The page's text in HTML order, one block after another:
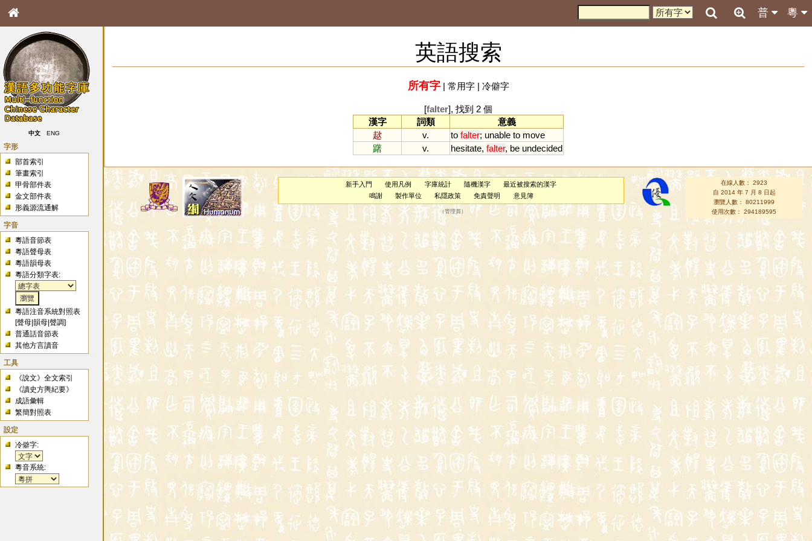
粵
普
中文 ENG
字形
部首索引
筆畫索引
甲骨部件表
金文部件表
形義源流通解
字音
粵語音節表
粵語聲母表
粵語韻母表
粵語分類字表:
粵語注音系統對照表
[聲母 |韻母 |聲調]
普通話音節表
其他方言讀音
工具
《說文》全文索引
《讀史方輿紀要》
成語彙輯
繁簡對照表
設定
冷僻字:
粵音系統:
英語搜索
所有字| 常用字| 冷僻字
[falter], 找到 2 個
漢字
詞類
意義
趑
v. to falter; unable to move
躇
v. hesitate, falter, be undecided
新手入門 使用凡例 字庫統計 隨機漢字
最近被搜索的漢字
鳴謝
製作單位 私隱政策 免責聲明 意見簿
（管理員 ）
在線人數： 2923
自 2014 年 7 月 8 日起
瀏覽人數： 80211999
使用次數： 294189595